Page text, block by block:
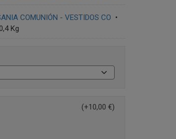
COMUNIÓN - VESTIDOS CO •
Kg
(+10,00 €)